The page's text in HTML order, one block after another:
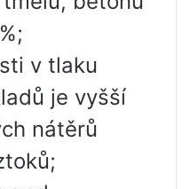
v tlaku
je vyšší
nátěrů